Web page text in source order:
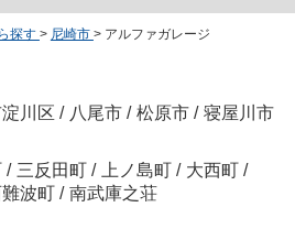
探す > 尼崎市 > アルファガレージ
川区 / 八尾市 / 松原市 / 寝屋川市
/ 三反田町 / 上ノ島町 / 大西町 /
波町 / 南武庫之荘